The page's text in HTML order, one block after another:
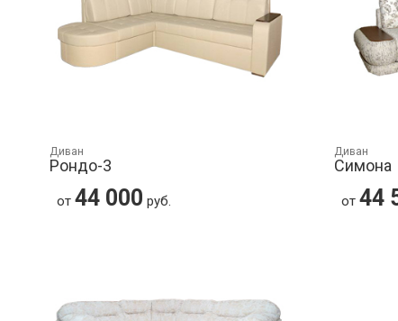
Диван
Рондо-3
от 44 000 руб.
Диван
Симона
от 44